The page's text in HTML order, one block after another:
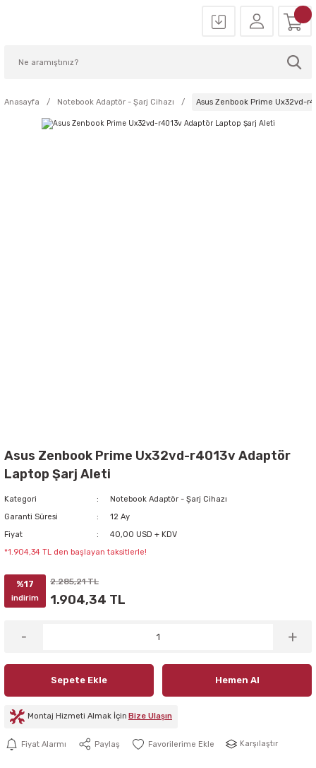
Anasayfa Notebook Adaptör - Şarj Cihazı Asus Zenbook Prime Ux32vd-
Asus Zenbook Prime Ux32vd-r4013v Adaptör
Laptop Şarj Aleti
Kategori
Notebook Adaptör - Şarj Cihazı
Garanti Süresi
12 Ay
Fiyat
40,00 USD + KDV
*1.904,34 TL den başlayan taksitlerle!
%17
indirim
2.285,21 TL
1.904,34 TL
Sepete Ekle Hemen Al
Montaj Hizmeti Almak İçin Bize Ulaşın
Fiyat Alarmı Paylaş Karşılaştır